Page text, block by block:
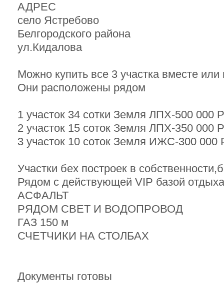
АДРЕС
село Ястребово
Белгородского района
ул.Кидалова
Можно купить все 3 участка вместе или
Они расположены рядом
1 участок 34 сотки Земля ЛПХ-500 000 Р
2 участок 15 соток Земля ЛПХ-350 000 Р
3 участок 10 соток Земля ИЖС-300 000
Участки бех построек в
Рядом с действующей VIP базой
АСФАЛЬТ
РЯДОМ СВЕТ И ВОДОПРОВОД
ГАЗ 150 м
СЧЕТЧИКИ НА СТОЛБАХ
Документы готовы